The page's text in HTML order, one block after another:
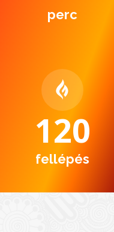
perc
122
fellépés